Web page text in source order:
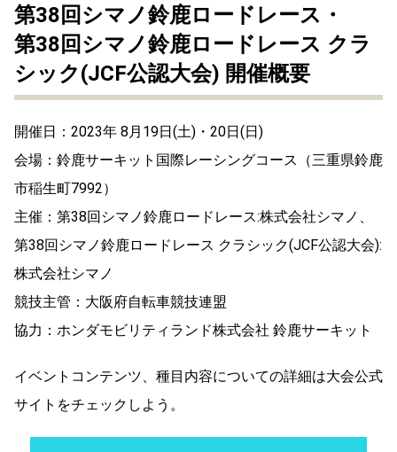
第38回シマノ鈴鹿ロードレース・
第38回シマノ鈴鹿ロードレース クラ
シック(JCF公認大会) 開催概要
開催日：2023年 8月19日(土)・20日(日)
会場：鈴鹿サーキット国際レーシングコース（三重県鈴鹿
市稲生町7992）
主催：第38回シマノ鈴鹿ロードレース:株式会社シマノ、
第38回シマノ鈴鹿ロードレース クラシック(JCF公認大会):
株式会社シマノ
競技主管：大阪府自転車競技連盟
協力：ホンダモビリティランド株式会社 鈴鹿サーキット
イベントコンテンツ、種目内容についての詳細は大会公式
サイトをチェックしよう。